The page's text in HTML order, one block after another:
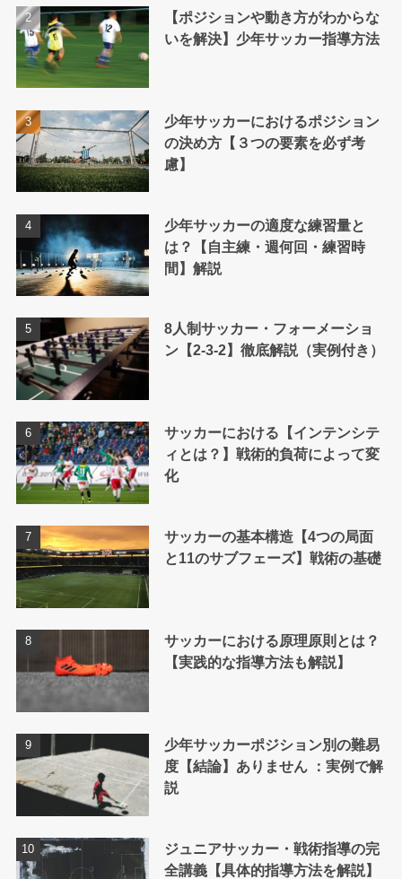
【ポジションや動き方がわからな
いを解決】少年サッカー指導方法
少年サッカーにおけるポジション
の決め方【３つの要素を必ず考
慮】
少年サッカーの適度な練習量と
は？【自主練・週何回・練習時
間】解説
8人制サッカー・フォーメーショ
ン【2-3-2】徹底解説（実例付き）
サッカーにおける【インテンシテ
ィとは？】戦術的負荷によって変
化
サッカーの基本構造【4つの局面
と11のサブフェーズ】戦術の基礎
サッカーにおける原理原則とは？
【実践的な指導方法も解説】
少年サッカーポジション別の難易
度【結論】ありません ：実例で解
説
ジュニアサッカー・戦術指導の完
全講義【具体的指導方法を解説】